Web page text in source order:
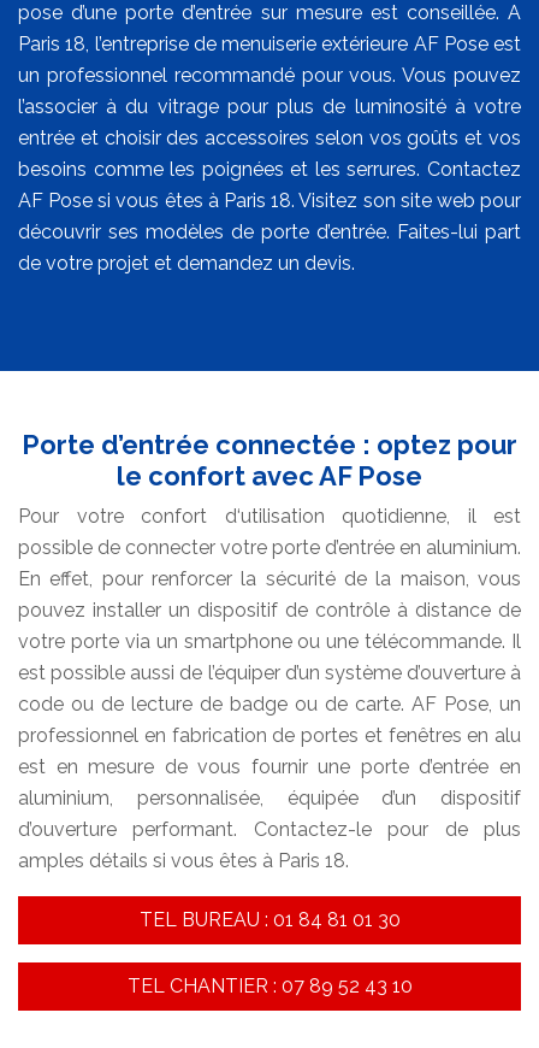
pose d’une porte d’entrée sur mesure est conseillée. A
Paris 18, l’entreprise de menuiserie extérieure AF Pose est
un professionnel recommandé pour vous. Vous pouvez
l’associer à du vitrage pour plus de luminosité à votre
entrée et choisir des accessoires selon vos goûts et vos
besoins comme les poignées et les serrures. Contactez
AF Pose si vous êtes à Paris 18. Visitez son site web pour
découvrir ses modèles de porte d’entrée. Faites-lui part
de votre projet et demandez un devis.
Porte d’entrée connectée : optez pour
le confort avec AF Pose
Pour votre confort d‘utilisation quotidienne, il est
possible de connecter votre porte d’entrée en aluminium.
En effet, pour renforcer la sécurité de la maison, vous
pouvez installer un dispositif de contrôle à distance de
votre porte via un smartphone ou une télécommande. Il
est possible aussi de l’équiper d’un système d’ouverture à
code ou de lecture de badge ou de carte. AF Pose, un
professionnel en fabrication de portes et fenêtres en alu
est en mesure de vous fournir une porte d’entrée en
aluminium, personnalisée, équipée d’un dispositif
d’ouverture performant. Contactez-le pour de plus
amples détails si vous êtes à Paris 18.
TEL BUREAU : 01 84 81 01 30
TEL CHANTIER : 07 89 52 43 10